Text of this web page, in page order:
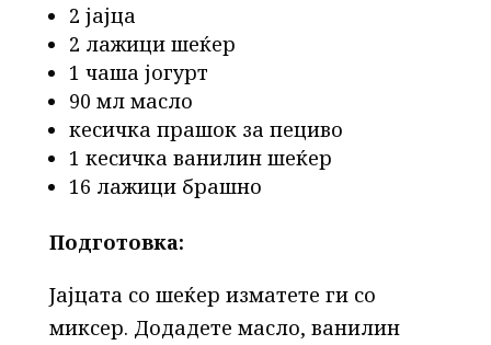
2 јајца
2 лажици шеќер
1 чаша јогурт
90 мл масло
кесичка прашок за пециво
1 кесичка ванилин шеќер
16 лажици брашно
Подготовка:
Јајцата со шеќер изматете ги со
миксер. Додадете масло, ванилин